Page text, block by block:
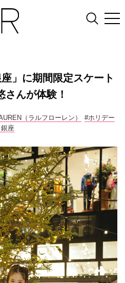
」に期間限定スケート
さんが体験！
（ラルフローレン）
#ホリデー
座